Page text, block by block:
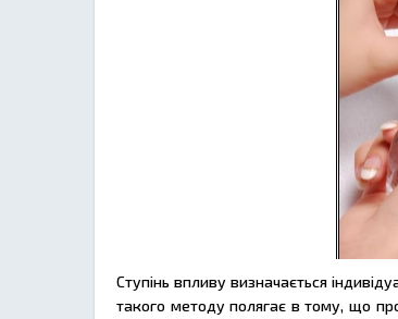
Ступінь впливу визначається
такого методу полягає в тому, що